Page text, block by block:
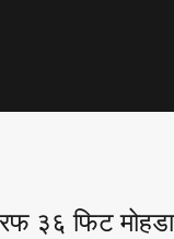
३६ फिट मोहडा